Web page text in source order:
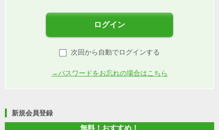
ログイン
次回から自動でログインする
→パスワードをお忘れの場合はこちら
新規会員登録
無料！おすすめ！